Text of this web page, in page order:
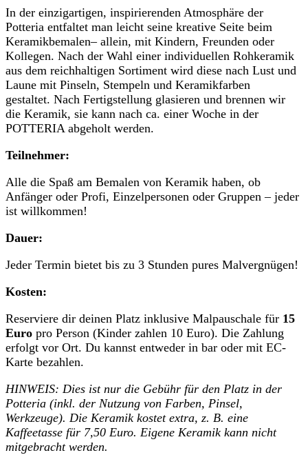
In der einzigartigen, inspirierenden Atmosphäre der
Potteria entfaltet man leicht seine kreative Seite beim
Keramikbemalen– allein, mit Kindern, Freunden oder
Kollegen. Nach der Wahl einer individuellen Rohkeramik
aus dem reichhaltigen Sortiment wird diese nach Lust und
Laune mit Pinseln, Stempeln und Keramikfarben
gestaltet. Nach Fertigstellung glasieren und brennen wir
die Keramik, sie kann nach ca. einer Woche in der
POTTERIA abgeholt werden.
Teilnehmer:
Alle die Spaß am Bemalen von Keramik haben, ob
Anfänger oder Profi, Einzelpersonen oder Gruppen – jeder
ist willkommen!
Dauer:
Jeder Termin bietet bis zu 3 Stunden pures Malvergnügen!
Kosten:
Reserviere dir deinen Platz inklusive Malpauschale für 15
Euro pro Person (Kinder zahlen 10 Euro). Die Zahlung
erfolgt vor Ort. Du kannst entweder in bar oder mit EC-
Karte bezahlen.
HINWEIS: Dies ist nur die Gebühr für den Platz in der
Potteria (inkl. der Nutzung von Farben, Pinsel,
Werkzeuge). Die Keramik kostet extra, z. B. eine
Kaffeetasse für 7,50 Euro. Eigene Keramik kann nicht
mitgebracht werden.